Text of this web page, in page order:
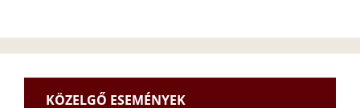
KÖZELGŐ ESEMÉNYEK